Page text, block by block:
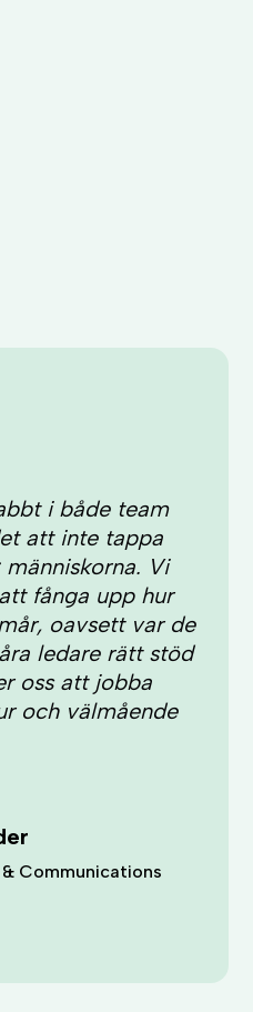
i både team
att inte tappa
Vi
fånga upp hur
oavsett var de
ledare rätt stöd
oss att jobba
och välmående
Communications